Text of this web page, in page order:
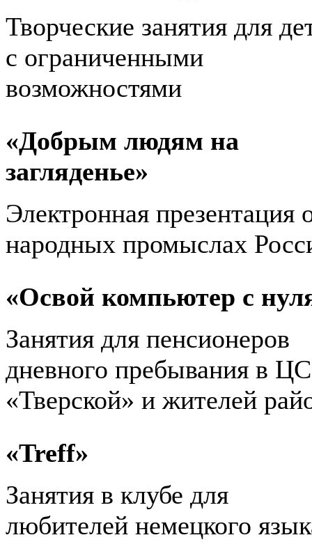
Творческие занятия для
с ограниченными
возможностями
«Добрым людям на
загляденье»
Электронная презентация
народных промыслах
«Освой компьютер с
Занятия для пенсионеров
дневного пребывания в
«Тверской» и жителей
«Treff»
Занятия в клубе для
любителей немецкого